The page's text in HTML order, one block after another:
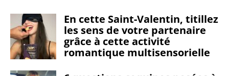
En cette Saint-Valentin, titillez
les sens de votre partenaire
grâce à cette activité
romantique multisensorielle